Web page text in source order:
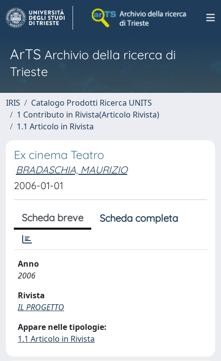
ArTS Archivio della ricerca di
Trieste
IRIS
Catalogo Prodotti Ricerca UNITS
1 Contributo in Rivista(Articolo Rivista)
1.1 Articolo in Rivista
Ex cinema Teatro
BRADASCHIA, MAURIZIO
2006-01-01
Scheda breve Scheda completa
Anno
2006
Rivista
IL PROGETTO
Appare nelle tipologie:
1.1 Articolo in Rivista